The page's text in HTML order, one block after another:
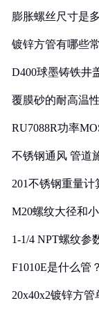
膨胀螺丝尺寸是
镀锌方管有哪些
D400球墨铸铁井
覆膜砂的耐高温
RU7088R功率
不锈钢通风 管道
201不锈钢重量计
M20螺纹大径和
1-1/4 NPT螺纹参
F1010E是什么管
20x40x2镀锌方